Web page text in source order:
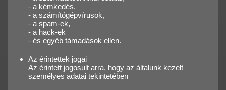
- a kémkedés,
- a számítógépvírusok,
- a spam-ek,
- a hack-ek
- és egyéb támadások ellen.
Az érintettek jogai
Az érintett jogosult arra, hogy az általunk kezelt
személyes adatai tekintetében